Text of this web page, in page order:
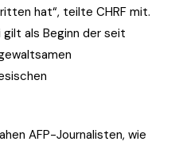
hat“, teilte CHRF mit.
als Beginn der seit
AFP-Journalisten, wie